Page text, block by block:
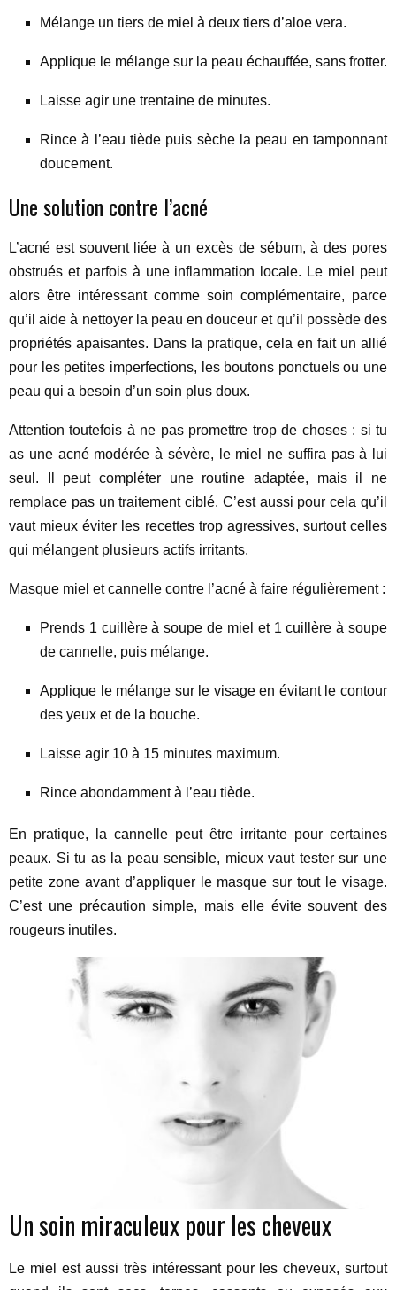
Mélange un tiers de miel à deux tiers d’aloe vera.
Applique le mélange sur la peau échauffée, sans frotter.
Laisse agir une trentaine de minutes.
Rince à l’eau tiède puis sèche la peau en tamponnant
doucement.
Une solution contre l’acné
L’acné est souvent liée à un excès de sébum, à des pores
obstrués et parfois à une inflammation locale. Le miel peut
alors être intéressant comme soin complémentaire, parce
qu’il aide à nettoyer la peau en douceur et qu’il possède des
propriétés apaisantes. Dans la pratique, cela en fait un allié
pour les petites imperfections, les boutons ponctuels ou une
peau qui a besoin d’un soin plus doux.
Attention toutefois à ne pas promettre trop de choses : si tu
as une acné modérée à sévère, le miel ne suffira pas à lui
seul. Il peut compléter une routine adaptée, mais il ne
remplace pas un traitement ciblé. C’est aussi pour cela qu’il
vaut mieux éviter les recettes trop agressives, surtout celles
qui mélangent plusieurs actifs irritants.
Masque miel et cannelle contre l’acné à faire régulièrement :
Prends 1 cuillère à soupe de miel et 1 cuillère à soupe
de cannelle, puis mélange.
Applique le mélange sur le visage en évitant le contour
des yeux et de la bouche.
Laisse agir 10 à 15 minutes maximum.
Rince abondamment à l’eau tiède.
En pratique, la cannelle peut être irritante pour certaines
peaux. Si tu as la peau sensible, mieux vaut tester sur une
petite zone avant d’appliquer le masque sur tout le visage.
C’est une précaution simple, mais elle évite souvent des
rougeurs inutiles.
Un soin miraculeux pour les cheveux
Le miel est aussi très intéressant pour les cheveux, surtout